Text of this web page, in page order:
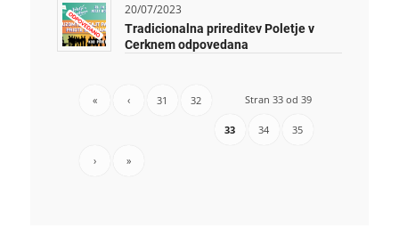
20/07/2023
Tradicionalna prireditev Poletje v
Cerknem odpovedana
Stran 33 od 39
« ‹ 31 32
33 34 35
› »